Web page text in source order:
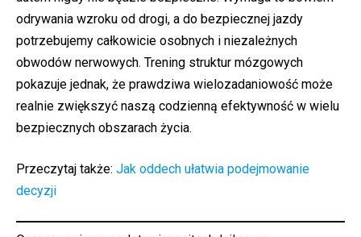
odrywania wzroku od drogi, a do bezpiecznej jazdy
potrzebujemy całkowicie osobnych i niezależnych
obwodów nerwowych. Trening struktur mózgowych
pokazuje jednak, że prawdziwa wielozadaniowość może
realnie zwiększyć naszą codzienną efektywność w wielu
bezpiecznych obszarach życia.
Przeczytaj także: Jak oddech ułatwia podejmowanie
decyzji